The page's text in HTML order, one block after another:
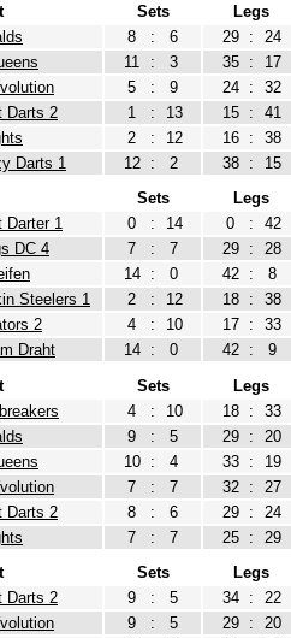
Sets Legs
8 : 6 29 : 24
11 : 3 35 : 17
5 : 9 24 : 32
Darts 2 1 : 13 15 : 41
2 : 12 16 : 38
Darts 1 12 : 2 38 : 15
Sets Legs
Darter 1 0 : 14 0 : 42
DC 4 7 : 7 29 : 28
14 : 0 42 : 8
Steelers 1 2 : 12 18 : 38
2 4 : 10 17 : 33
Draht 14 : 0 42 : 9
Sets Legs
4 : 10 18 : 33
9 : 5 29 : 20
10 : 4 33 : 19
7 : 7 32 : 27
Darts 2 8 : 6 29 : 24
7 : 7 25 : 29
Sets Legs
Darts 2 9 : 5 34 : 22
9 : 5 29 : 20